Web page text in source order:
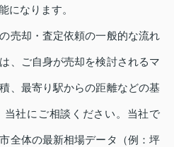
になります。
売却・査定依頼の一般的な流れ
、ご自身が売却を検討されるマ
、最寄り駅からの距離などの基
社にご相談ください。当社で
全体の最新相場データ（例：坪